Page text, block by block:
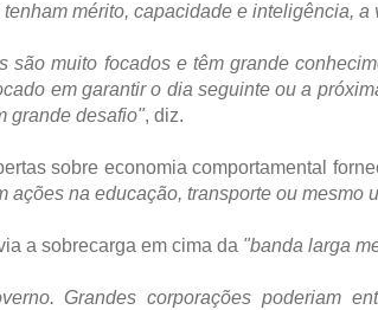
mérito, capacidade e inteligência, a
são muito focados e têm grande
em garantir o dia seguinte ou a
grande desafio", diz.
sobre economia comportamental
na educação, transporte ou mesmo
a sobrecarga em cima da "banda larga
Grandes corporações poderiam